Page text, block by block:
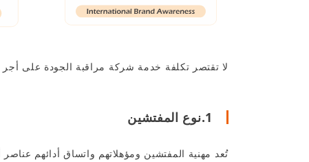
لا تقتصر تكلفة خدمة شركة مراقبة الجودة على
1.نوع المفتشين
تُعد مهنية المفتشين ومؤهلاتهم واتساق أدائهم